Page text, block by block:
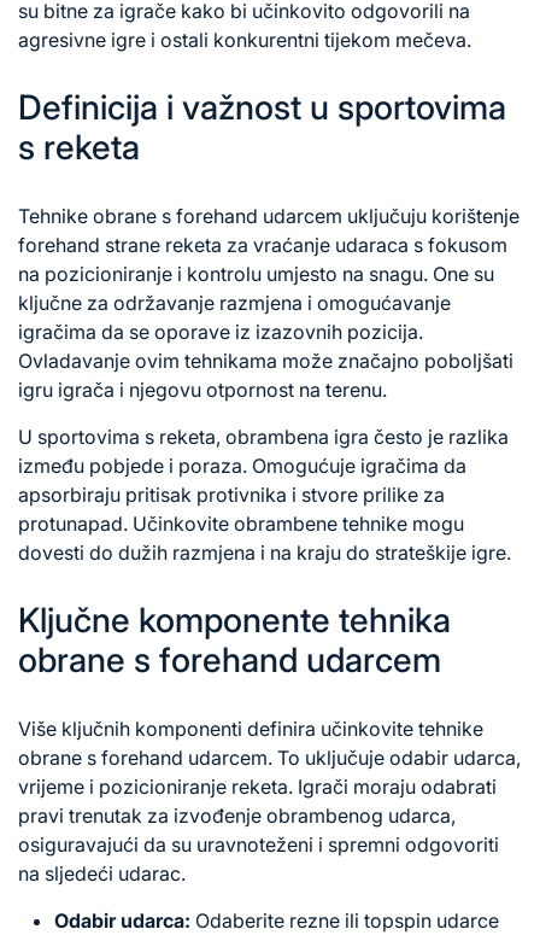
su bitne za igrače kako bi učinkovito odgovorili na
agresivne igre i ostali konkurentni tijekom mečeva.
Definicija i važnost u sportovima
s reketa
Tehnike obrane s forehand udarcem uključuju korištenje
forehand strane reketa za vraćanje udaraca s fokusom
na pozicioniranje i kontrolu umjesto na snagu. One su
ključne za održavanje razmjena i omogućavanje
igračima da se oporave iz izazovnih pozicija.
Ovladavanje ovim tehnikama može značajno poboljšati
igru igrača i njegovu otpornost na terenu.
U sportovima s reketa, obrambena igra često je razlika
između pobjede i poraza. Omogućuje igračima da
apsorbiraju pritisak protivnika i stvore prilike za
protunapad. Učinkovite obrambene tehnike mogu
dovesti do dužih razmjena i na kraju do strateškije igre.
Ključne komponente tehnika
obrane s forehand udarcem
Više ključnih komponenti definira učinkovite tehnike
obrane s forehand udarcem. To uključuje odabir udarca,
vrijeme i pozicioniranje reketa. Igrači moraju odabrati
pravi trenutak za izvođenje obrambenog udarca,
osiguravajući da su uravnoteženi i spremni odgovoriti
na sljedeći udarac.
Odabir udarca: Odaberite rezne ili topspin udarce